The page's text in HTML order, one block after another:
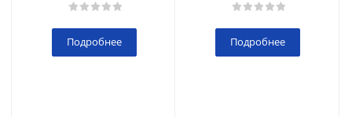
Подробнее Подробнее